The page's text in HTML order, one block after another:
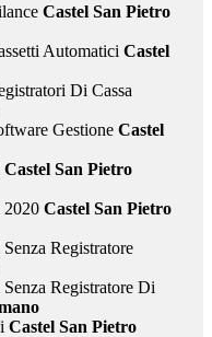
Castel San Pietro
Automatici Castel
Di Cassa
GestioneCastel
Castel San Pietro
Castel San Pietro
Registratore
Registratore Di
Castel San Pietro